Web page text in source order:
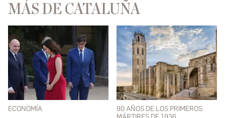
MÁS DE CATALUÑA
ECONOMÍA
90 AÑOS DE LOS PRIMEROS